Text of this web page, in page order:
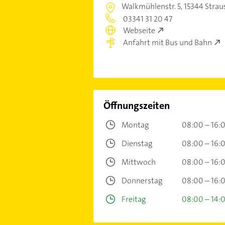
Walkmühlenstr. 5,15344
03341 31 20 47
Webseite
Anfahrt mit Bus und Bahn
Öffnungszeiten
Montag
08:00 –
Dienstag
08:00 –
Mittwoch
08:00 –
Donnerstag
08:00 –
Freitag
08:00 –